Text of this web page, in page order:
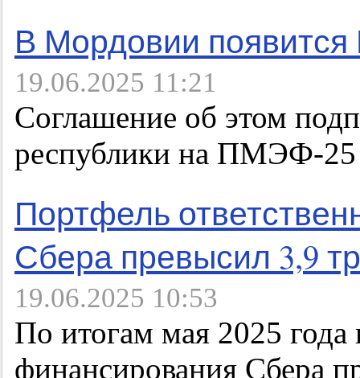
В Мордовии
19.06.2025 11:21
Соглашение об этом
республики на ПМЭФ-25
Портфель
Сбера превысил 3,9
19.06.2025 10:53
По итогам мая 2025 года
финансирования Сбера